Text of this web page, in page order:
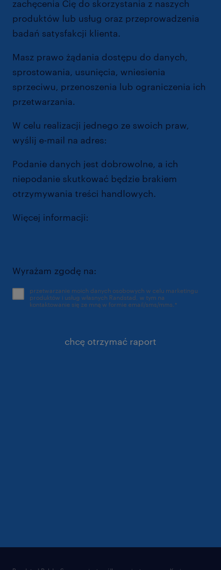
zachęcenia Cię do skorzystania z naszych
produktów lub usług oraz przeprowadzenia
badań satysfakcji klienta.
Masz prawo żądania dostępu do danych,
sprostowania, usunięcia, wniesienia
sprzeciwu, przenoszenia lub ograniczenia ich
przetwarzania.
W celu realizacji jednego ze swoich praw,
wyślij e-mail na adres:
Podanie danych jest dobrowolne, a ich
niepodanie skutkować będzie brakiem
otrzymywania treści handlowych.
Więcej informacji:
Wyrażam zgodę na:
przetwarzanie moich danych osobowych w celu marketingu
produktów i usług własnych Randstad, w tym na
kontaktowanie się ze mną w formie email/sms/mms. *